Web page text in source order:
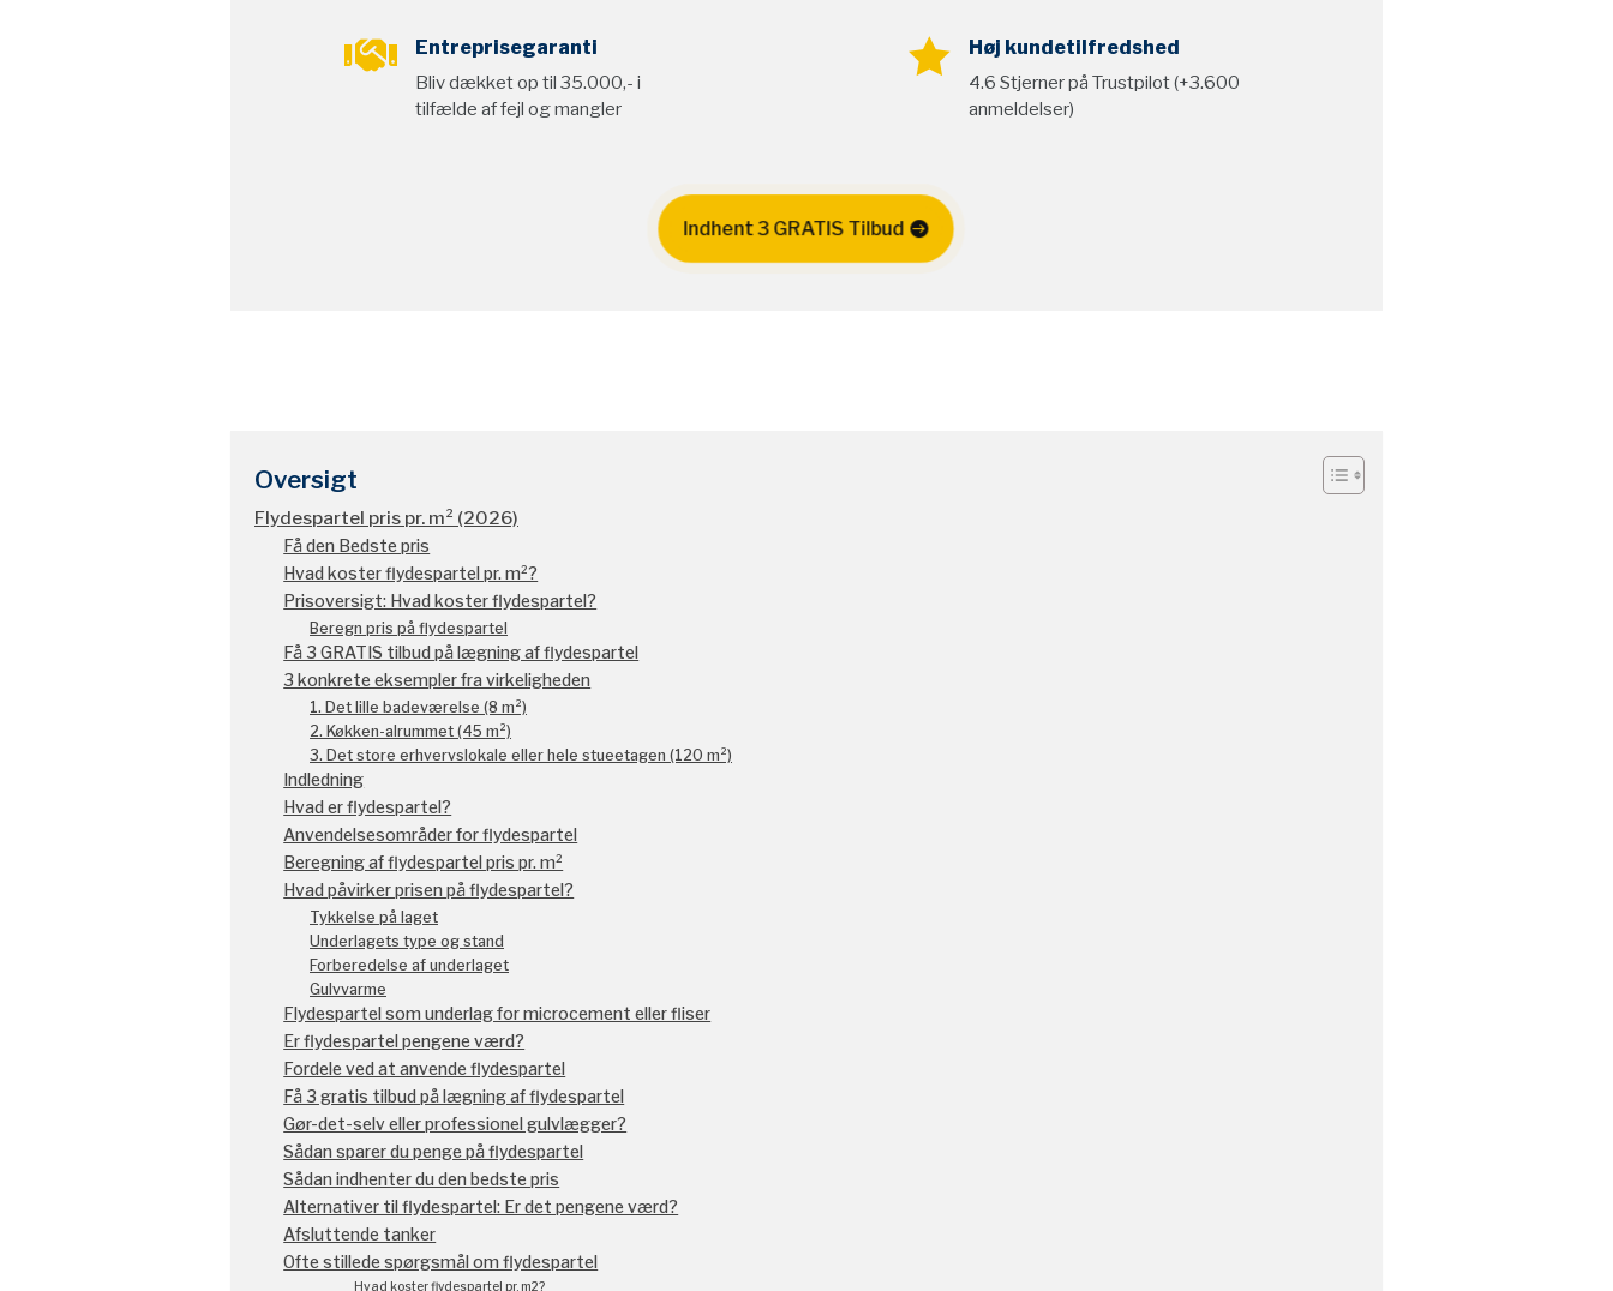
 Entreprisegaranti
Bliv dækket op til 35.000,- i
tilfælde af fejl og mangler
 Høj kundetilfredshed
4.6 Stjerner på Trustpilot (+3.600
anmeldelser)
Indhent 3 GRATIS Tilbud
Oversigt
Flydespartel pris pr. m² (2026)
Få den Bedste pris
Hvad koster flydespartel pr. m²?
Prisoversigt: Hvad koster flydespartel?
Beregn pris på flydespartel
Få 3 GRATIS tilbud på lægning af flydespartel
3 konkrete eksempler fra virkeligheden
1. Det lille badeværelse (8 m²)
2. Køkken-alrummet (45 m²)
3. Det store erhvervslokale eller hele stueetagen (120 m²)
Indledning
Hvad er flydespartel?
Anvendelsesområder for flydespartel
Beregning af flydespartel pris pr. m²
Hvad påvirker prisen på flydespartel?
Tykkelse på laget
Underlagets type og stand
Forberedelse af underlaget
Gulvvarme
Flydespartel som underlag for microcement eller fliser
Er flydespartel pengene værd?
Fordele ved at anvende flydespartel
Få 3 gratis tilbud på lægning af flydespartel
Gør-det-selv eller professionel gulvlægger?
Sådan sparer du penge på flydespartel
Sådan indhenter du den bedste pris
Alternativer til flydespartel: Er det pengene værd?
Afsluttende tanker
Ofte stillede spørgsmål om flydespartel
Hvad koster flydespartel pr. m2?